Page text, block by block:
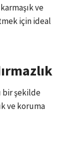
ve
için ideal
bir şekilde
ve koruma